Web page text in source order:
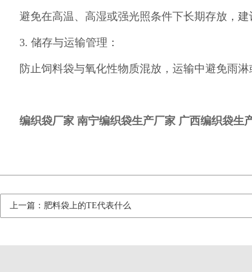
避免在高温、高湿或强光照条件下长期存放，建
3. 储存与运输管理 ：
防止饲料袋与氧化性物质混放，运输中避免雨淋
编织袋厂家 南宁编织袋生产厂家 广西编织袋生
上一篇：肥料袋上的TE代表什么